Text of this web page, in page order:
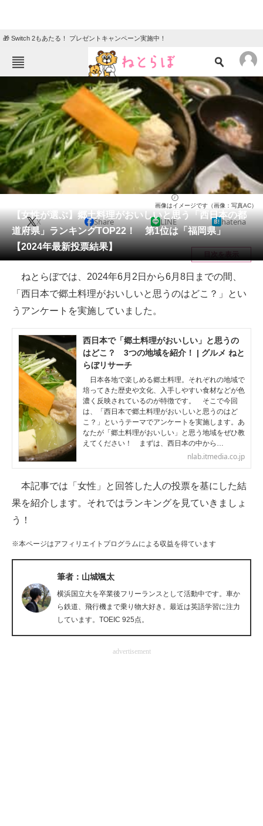
🎁 Switch 2もあたる！ プレゼントキャンペーン実施中！
ねとらぼメニュー
ニュース
エンタメ クイズ
グルメ 地域
住まい 教育・育児
動物 リサーチ
会員記事
メディア
注目記事を集めた総合ページ
ITの今と未来を見通す
スマホと通信の最新トレンド
進化するPCとデバイスの未来
好きが集まる 比べて選べる
ビジネスと働き方のヒント
AI活用のいまが分かる
企業ITのトレンドを詳説
マーケ×ITの今がよく分かる
企業向けIT製品の総合サイト
製造業のIT導入・活用を支援
モノづくり技術者専門サイト
【女性が選ぶ】郷土料理がおいしいと思う「西日本の都
道府県」ランキングTOP22！ 第1位は「福岡県」
【2024年最新投票結果】
画像はイメージです（画像：写真AC）
X Share LINE hatena
目次を表示
ねとらぼでは、2024年6月2日から6月8日までの間、
「西日本で郷土料理がおいしいと思うのはどこ？」とい
うアンケートを実施していました。
西日本で「郷土料理がおいしい」と思うの
はどこ？ 3つの地域を紹介！ | グルメ ねと
らぼリサーチ
日本各地で楽しめる郷土料理。それぞれの地域で
培ってきた歴史や文化、入手しやすい食材などが色
濃く反映されているのが特徴です。 そこで今回
は、「西日本で郷土料理がおいしいと思うのはど
こ？」というテーマでアンケートを実施します。あ
なたが「郷土料理がおいしい」と思う地域をぜひ教
えてください！ まずは、西日本の中から…
nlab.itmedia.co.jp
本記事では「女性」と回答した人の投票を基にした結
果を紹介します。それではランキングを見ていきましょ
う！
※本ページはアフィリエイトプログラムによる収益を得ています
筆者：山城颯太
横浜国立大を卒業後フリーランスとして活動中です。車か
ら鉄道、飛行機まで乗り物大好き。最近は英語学習に注力
しています。TOEIC 925点。
advertisement